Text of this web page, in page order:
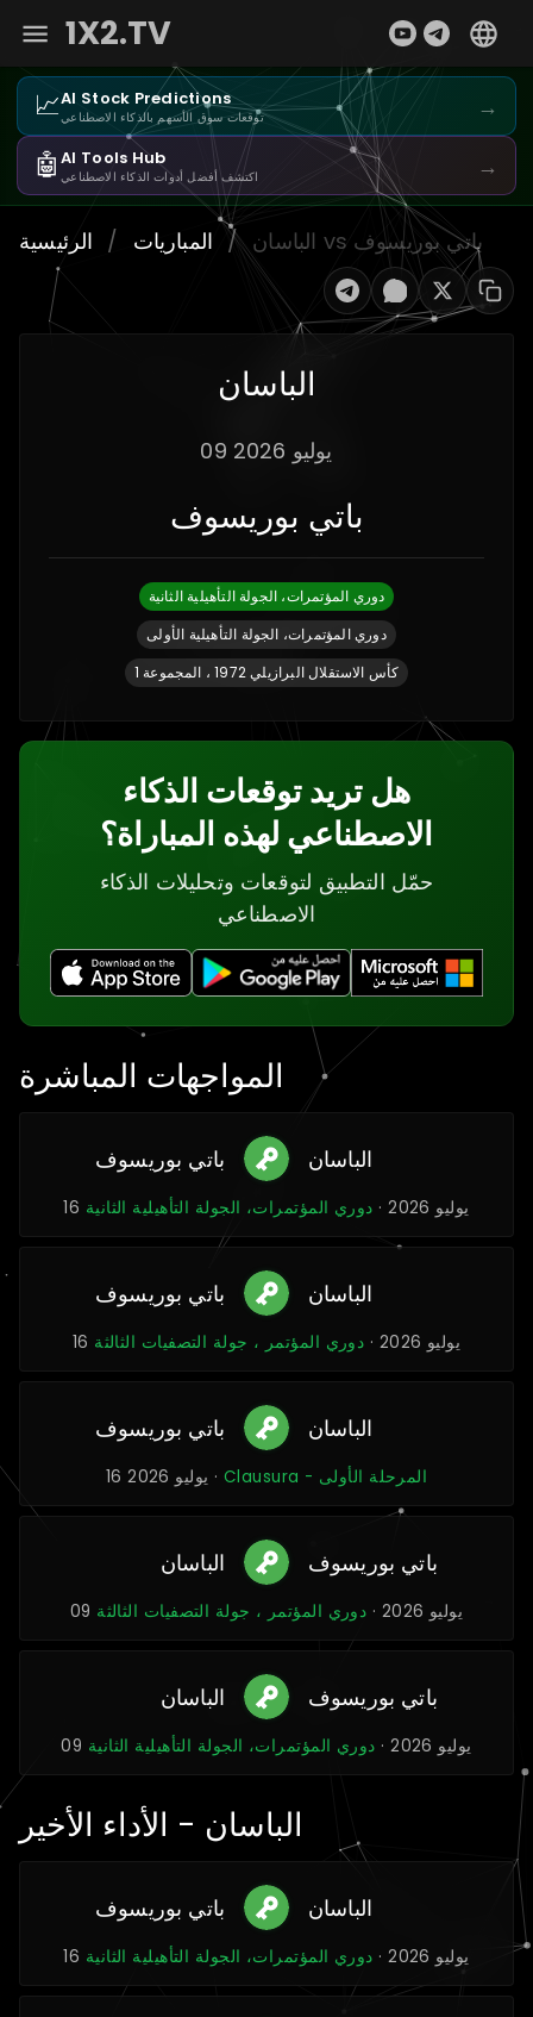
1X2.TV
📈AI Stock Predictions
توقعات سوق الأسهم بالذكاء الاصطناعي →
🤖AI Tools Hub
اكتشف أفضل أدوات الذكاء الاصطناعي →
الرئيسية / المباريات / الباسان vs باتي بوريسوف
الباسان
09 يوليو 2026
باتي بوريسوف
دوري المؤتمرات، الجولة التأهيلية الثانية
دوري المؤتمرات، الجولة التأهيلية الأولى
كأس الاستقلال البرازيلي 1972 ، المجموعة 1
هل تريد توقعات الذكاء
الاصطناعي لهذه المباراة؟
حمّل التطبيق لتوقعات وتحليلات الذكاء
الاصطناعي
المواجهات المباشرة
باتي بوريسوف الباسان
16 يوليو 2026 · دوري المؤتمرات، الجولة التأهيلية الثانية
باتي بوريسوف الباسان
16 يوليو 2026 · دوري المؤتمر ، جولة التصفيات الثالثة
باتي بوريسوف الباسان
16 يوليو 2026 · Clausura - المرحلة الأولى
الباسان باتي بوريسوف
09 يوليو 2026 · دوري المؤتمر ، جولة التصفيات الثالثة
الباسان باتي بوريسوف
09 يوليو 2026 · دوري المؤتمرات، الجولة التأهيلية الثانية
الباسان - الأداء الأخير
باتي بوريسوف الباسان
16 يوليو 2026 · دوري المؤتمرات، الجولة التأهيلية الثانية